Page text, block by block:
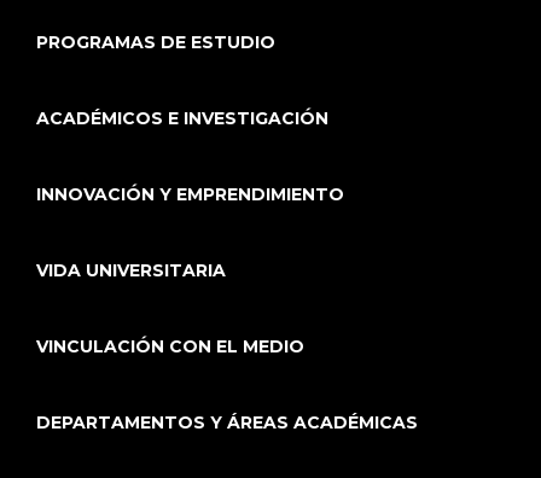
PROGRAMAS DE ESTUDIO
ACADÉMICOS E INVESTIGACIÓN
INNOVACIÓN Y EMPRENDIMIENTO
VIDA UNIVERSITARIA
VINCULACIÓN CON EL MEDIO
DEPARTAMENTOS Y ÁREAS ACADÉMICAS